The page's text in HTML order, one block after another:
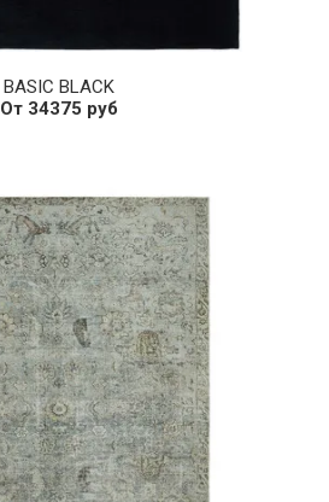
BASIC BLACK
От 34375 руб